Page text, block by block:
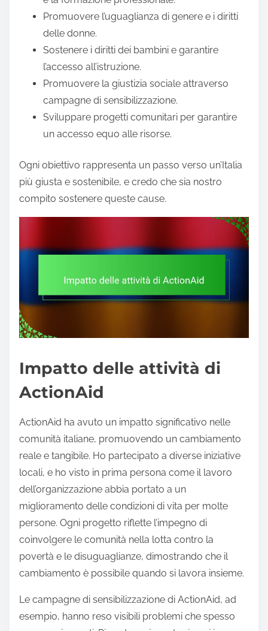
Promuovere l’uguaglianza di genere e i diritti
delle donne.
Sostenere i diritti dei bambini e garantire
l’accesso all’istruzione.
Promuovere la giustizia sociale attraverso
campagne di sensibilizzazione.
Sviluppare progetti comunitari per garantire
un accesso equo alle risorse.
Ogni obiettivo rappresenta un passo verso un’Italia
più giusta e sostenibile, e credo che sia nostro
compito sostenere queste cause.
Impatto delle attività di
ActionAid
ActionAid ha avuto un impatto significativo nelle
comunità italiane, promuovendo un cambiamento
reale e tangibile. Ho partecipato a diverse iniziative
locali, e ho visto in prima persona come il lavoro
dell’organizzazione abbia portato a un
miglioramento delle condizioni di vita per molte
persone. Ogni progetto riflette l’impegno di
coinvolgere le comunità nella lotta contro la
povertà e le disuguaglianze, dimostrando che il
cambiamento è possibile quando si lavora insieme.
Le campagne di sensibilizzazione di ActionAid, ad
esempio, hanno reso visibili problemi che spesso